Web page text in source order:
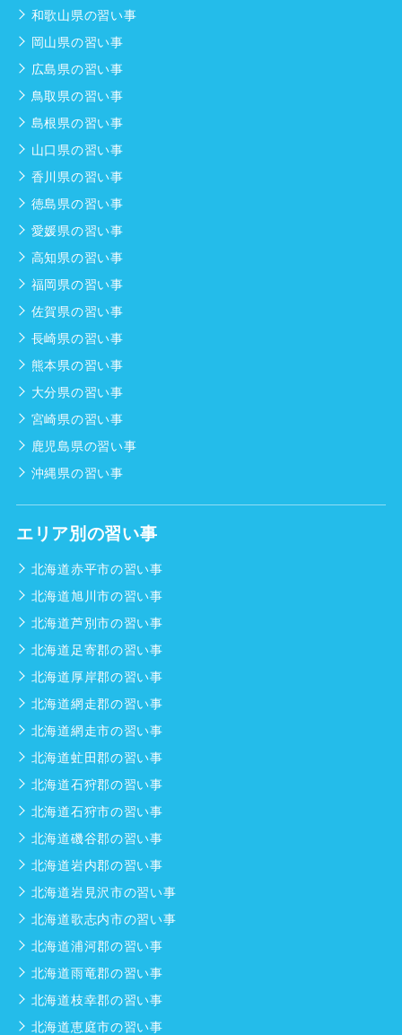
和歌山県の習い事
岡山県の習い事
広島県の習い事
鳥取県の習い事
島根県の習い事
山口県の習い事
香川県の習い事
徳島県の習い事
愛媛県の習い事
高知県の習い事
福岡県の習い事
佐賀県の習い事
長崎県の習い事
熊本県の習い事
大分県の習い事
宮崎県の習い事
鹿児島県の習い事
沖縄県の習い事
エリア別の習い事
北海道赤平市の習い事
北海道旭川市の習い事
北海道芦別市の習い事
北海道足寄郡の習い事
北海道厚岸郡の習い事
北海道網走郡の習い事
北海道網走市の習い事
北海道虻田郡の習い事
北海道石狩郡の習い事
北海道石狩市の習い事
北海道磯谷郡の習い事
北海道岩内郡の習い事
北海道岩見沢市の習い事
北海道歌志内市の習い事
北海道浦河郡の習い事
北海道雨竜郡の習い事
北海道枝幸郡の習い事
北海道恵庭市の習い事